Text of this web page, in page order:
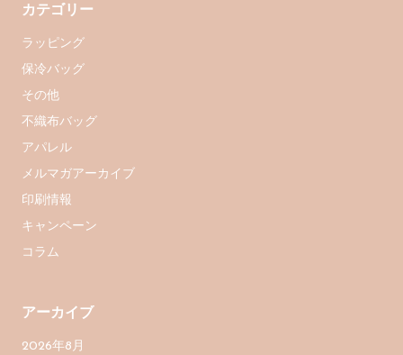
カテゴリー
ラッピング
保冷バッグ
その他
不織布バッグ
アパレル
メルマガアーカイブ
印刷情報
キャンペーン
コラム
アーカイブ
2026年8月